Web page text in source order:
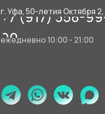
г. Уфа, 50-летия Октября
+7 (917) 358-
90
ежедневно 10:00 - 21:00